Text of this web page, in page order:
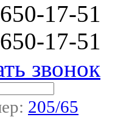
650-17-51
650-17-51
звонок
205/65